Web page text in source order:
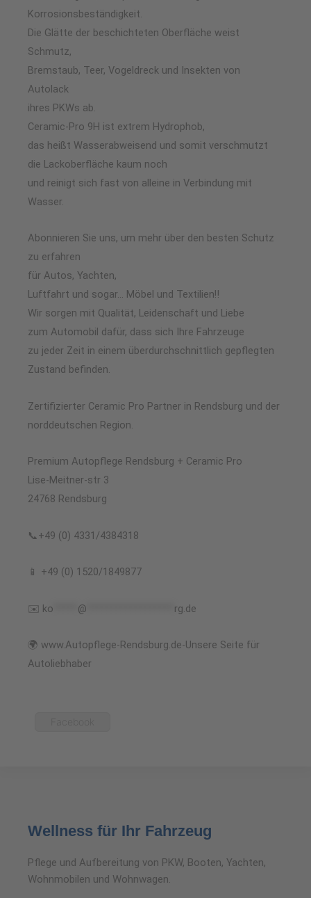
Korrosionsbeständigkeit.
Die Glätte der beschichteten Oberfläche weist
Schmutz,
Bremstaub, Teer, Vogeldreck und Insekten von
Autolack
ihres PKWs ab.
Ceramic-Pro 9H ist extrem Hydrophob,
das heißt Wasserabweisend und somit verschmutzt
die Lackoberfläche kaum noch
und reinigt sich fast von alleine in Verbindung mit
Wasser.
Abonnieren Sie uns, um mehr über den besten Schutz
zu erfahren
für Autos, Yachten,
Luftfahrt und sogar… Möbel und Textilien‼️
Wir sorgen mit Qualität, Leidenschaft und Liebe
zum Automobil dafür, dass sich Ihre Fahrzeuge
zu jeder Zeit in einem überdurchschnittlich gepflegten
Zustand befinden.
Zertifizierter Ceramic Pro Partner in Rendsburg und der
norddeutschen Region.
Premium Autopflege Rendsburg + Ceramic Pro
Lise-Meitner-str 3
24768 Rendsburg
📞+49 (0) 4331/4384318
📱 +49 (0) 1520/1849877
✉️ ko @ rg.de
🌍 www.Autopflege-Rendsburg.de-Unsere Seite für
Autoliebhaber
Wellness für Ihr Fahrzeug
Pflege und Aufbereitung von PKW, Booten, Yachten,
Wohnmobilen und Wohnwagen.